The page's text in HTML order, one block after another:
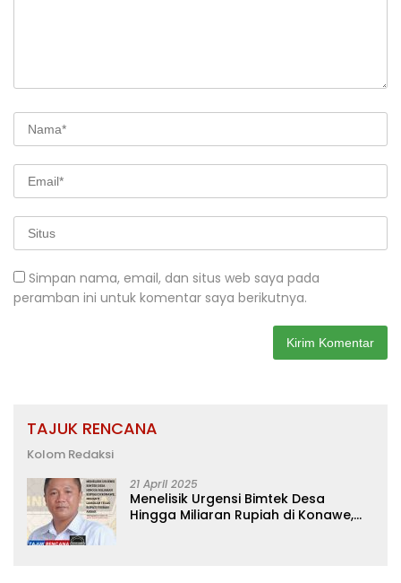
Simpan nama, email, dan situs web saya pada
peramban ini untuk komentar saya berikutnya.
TAJUK RENCANA
Kolom Redaksi
21 April 2025
Menelisik Urgensi Bimtek Desa
Hingga Miliaran Rupiah di Konawe,